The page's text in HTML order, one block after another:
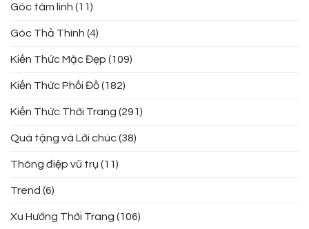
Góc tâm linh (11)
Góc Thả Thính (4)
Kiến Thức Mặc Đẹp (109)
Kiến Thức Phối Đồ(182)
Kiến Thức Thời Trang (291)
Quà tặng và Lời chúc(38)
Thông điệp vũ trụ (11)
Trend (6)
Xu Hướng Thời Trang (106)